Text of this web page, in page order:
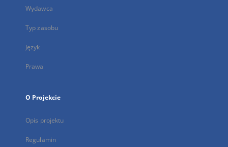
Wydawca
Typ zasobu
Język
Prawa
O Projekcie
Opis projektu
Regulamin